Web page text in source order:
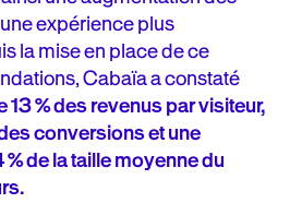
expérience plus
la mise en place de ce
Cabaïa a constaté
13 %des revenus par visiteur,
conversions et une
de la taille moyenne du